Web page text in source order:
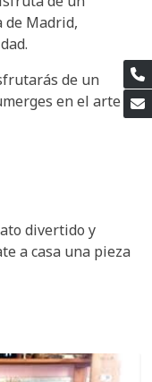
de Madrid,
de un
en el arte
divertido y
a casa una pieza